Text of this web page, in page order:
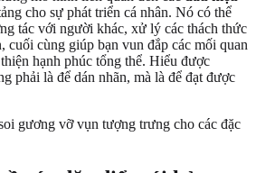
cho sự phát triển cá nhân. Nó có thể
tác với người khác, xử lý các thách thức
cuối cùng giúp bạn vun đắp các mối quan
hạnh phúc tổng thể. Hiểu được
phải là để dán nhãn, mà là để đạt được